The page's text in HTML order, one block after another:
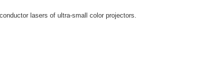
lasers of ultra-small color projectors.